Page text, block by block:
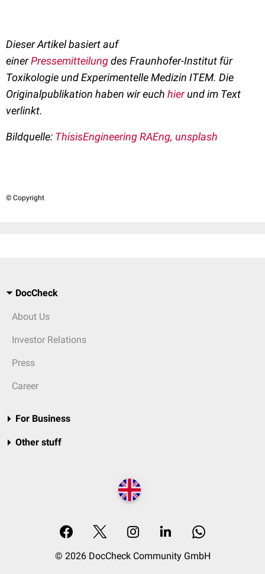
Dieser Artikel basiert auf
einerPressemitteilungdesFraunhofer-Institut für
Toxikologie und Experimentelle Medizin ITEM. Die
Originalpublikation haben wir euch hierund im Text
verlinkt.
Bildquelle: ThisisEngineering RAEng, unsplash
© Copyright
DocCheck
About Us
Investor Relations
Press
Career
For Business
Other stuff
© 2026 DocCheck Community GmbH